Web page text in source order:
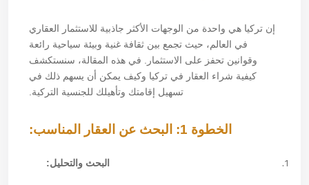
إن تركيا هي واحدة من الوجهات الأكثر جاذبية للاستثمار العقاري
في العالم، حيث تجمع بين ثقافة غنية وبيئة سياحية رائعة
وقوانين تحفز على الاستثمار. في هذه المقالة، سنستكشف
كيفية شراء العقار في تركيا وكيف يمكن أن يسهم ذلك في
تسهيل إقامتك وتأهيلك للجنسية التركية.
الخطوة 1: البحث عن العقار المناسب:
البحث والتحليل: